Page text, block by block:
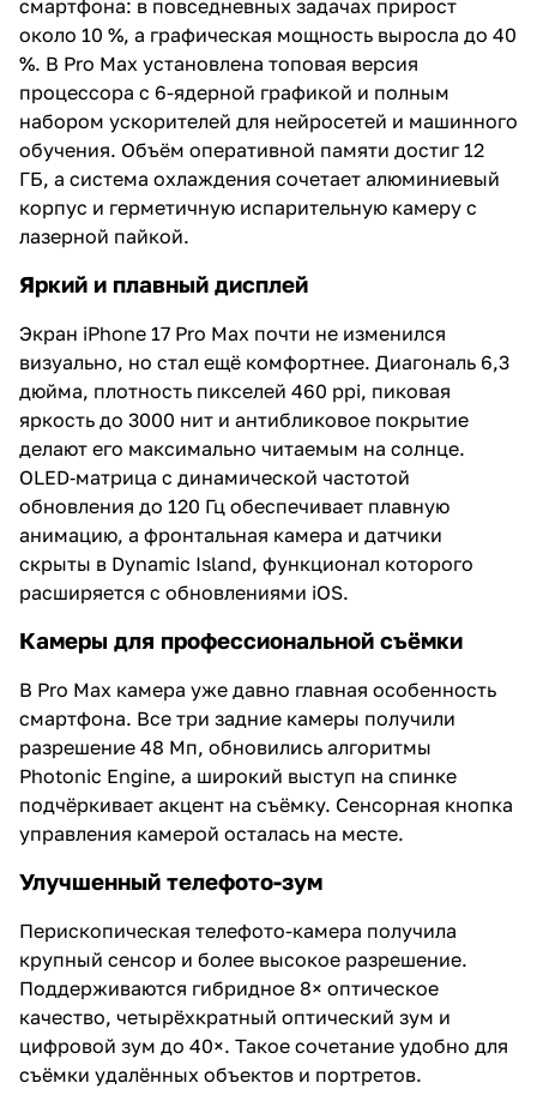
смартфона: в повседневных задачах прирост
около 10 %, а графическая мощность выросла до 40
%. В Pro Max установлена топовая версия
процессора с 6-ядерной графикой и полным
набором ускорителей для нейросетей и машинного
обучения. Объём оперативной памяти достиг 12
ГБ, а система охлаждения сочетает алюминиевый
корпус и герметичную испарительную камеру с
лазерной пайкой.
Яркий и плавный дисплей
Экран iPhone 17 Pro Max почти не изменился
визуально, но стал ещё комфортнее. Диагональ 6,3
дюйма, плотность пикселей 460 ppi, пиковая
яркость до 3000 нит и антибликовое покрытие
делают его максимально читаемым на солнце.
OLED‑матрица с динамической частотой
обновления до 120 Гц обеспечивает плавную
анимацию, а фронтальная камера и датчики
скрыты в Dynamic Island, функционал которого
расширяется с обновлениями iOS.
Камеры для профессиональной съёмки
В Pro Max камера уже давно главная особенность
смартфона. Все три задние камеры получили
разрешение 48 Мп, обновились алгоритмы
Photonic Engine, а широкий выступ на спинке
подчёркивает акцент на съёмку. Сенсорная кнопка
управления камерой осталась на месте.
Улучшенный телефото-зум
Перископическая телефото-камера получила
крупный сенсор и более высокое разрешение.
Поддерживаются гибридное 8× оптическое
качество, четырёхкратный оптический зум и
цифровой зум до 40×. Такое сочетание удобно для
съёмки удалённых объектов и портретов.